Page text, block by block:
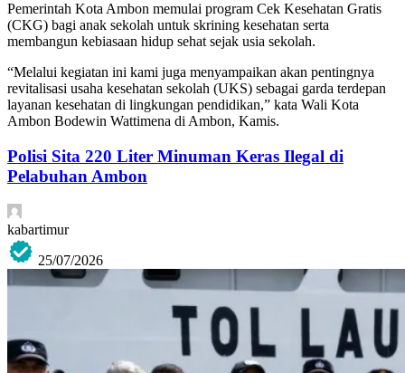
Pemerintah Kota Ambon memulai program Cek Kesehatan Gratis
(CKG) bagi anak sekolah untuk skrining kesehatan serta
membangun kebiasaan hidup sehat sejak usia sekolah.
“Melalui kegiatan ini kami juga menyampaikan akan pentingnya
revitalisasi usaha kesehatan sekolah (UKS) sebagai garda terdepan
layanan kesehatan di lingkungan pendidikan,” kata Wali Kota
Ambon Bodewin Wattimena di Ambon, Kamis.
Polisi Sita 220 Liter Minuman Keras Ilegal di
Pelabuhan Ambon
kabartimur
25/07/2026